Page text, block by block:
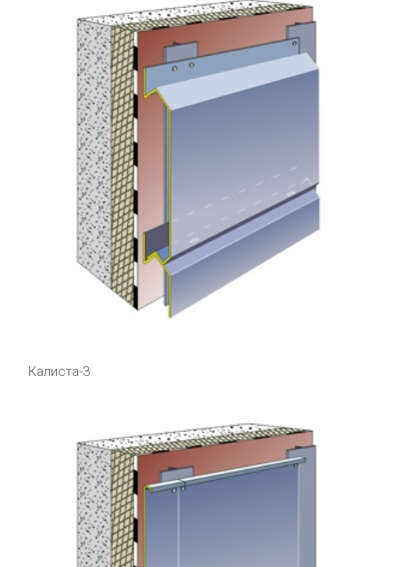
Калиста-3